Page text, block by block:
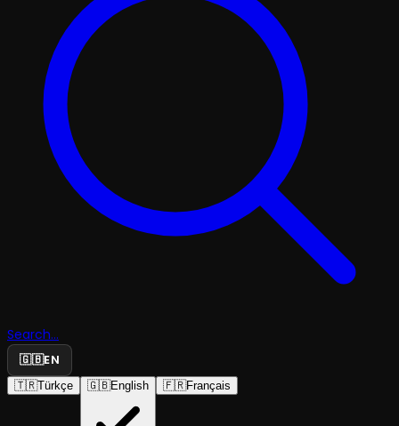
Search...
🇬🇧EN
🇹🇷Türkçe 🇬🇧English 🇫🇷Français